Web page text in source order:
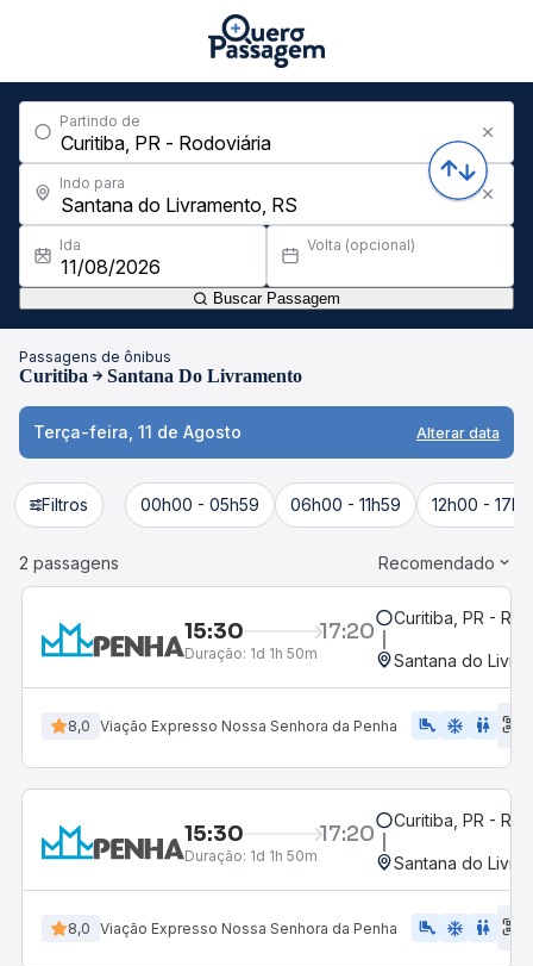
Partindo de
Indo para
Ida Volta (opcional)
Buscar Passagem
Passagens de ônibus
Curitiba Santana Do Livramento
Terça-feira, 11 de Agosto Alterar data
Filtros 00h00 - 05h59 06h00 - 11h59 12h00 -
2 passagens Recomendado
15:30 17:20
Duração: 1d 1h 50m
Curitiba, PR -
Santana do
8,0 Viação Expresso Nossa Senhora da Penha airline_seat_legroom_extra ac_unit WC
15:30 17:20
Duração: 1d 1h 50m
Curitiba, PR -
Santana do
8,0 Viação Expresso Nossa Senhora da Penha airline_seat_legroom_extra ac_unit wc